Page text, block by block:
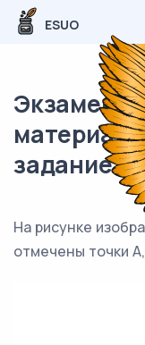
ESUO
материал
задание
На рисунке
отмечены точки